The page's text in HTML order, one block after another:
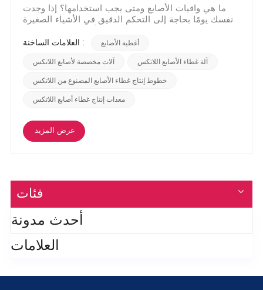
ما هي واقيات الأصابع ومتى يجب استخدامها؟ إذا وجدت
نفسك يومًا بحاجة إلى التحكم الدقيق في الأشياء الصغيرة
المختبر الدقيقة أو عمل مانيكير - فمن المحتمل أنك
العلامات الساخنة :
آلات مخصصة لأصابع اللاتكس آلة غطاء الأصابع اللاتكس
خطوط إنتاج غطاء الأصابع المصنوع من اللاتكس
معدات إنتاج غطاء أصابع اللاتكس
عرض المزيد
فئات
أحدث مدونة
العلامات